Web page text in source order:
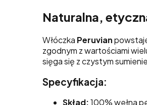
Naturalna,
Włóczka Peruvian
zgodnym z wartościami
sięga się z czystym
Specyfikacja:
Skład:100% wełna